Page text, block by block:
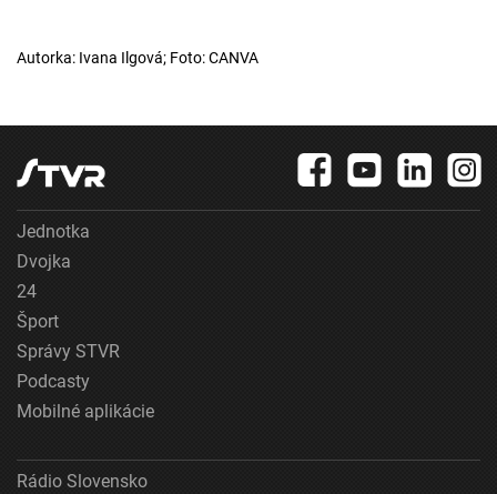
Autorka: Ivana Ilgová; Foto: CANVA
Jednotka
Dvojka
24
Šport
Správy STVR
Podcasty
Mobilné aplikácie
Rádio Slovensko